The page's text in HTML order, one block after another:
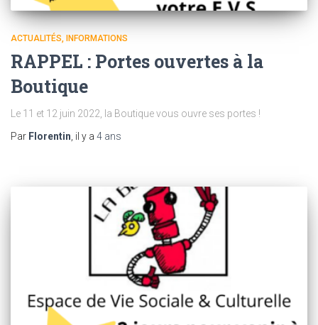
ACTUALITÉS INFORMATIONS
RAPPEL : Portes ouvertes à la
Boutique
Le 11 et 12 juin 2022, la Boutique vous ouvre ses portes !
Par Florentin , il y a 4 ans